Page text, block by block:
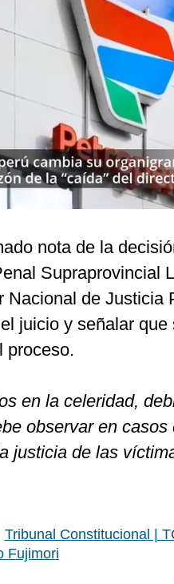
nota de la
Supraprovincial
Nacional de Justicia
juicio y señalar
proceso.
en la celeridad,
observar en
justicia de las
Tribunal Constitucional |
Fujimori